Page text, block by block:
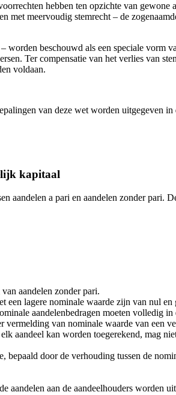
hebben ten opzichte van
met meervoudig stemrecht – de
worden beschouwd als een speciale
Ter compensatie van het verlies van
voldaan.
van deze wet worden uitgegeven
kapitaal
a pari en aandelen zonder pari.
aandelen zonder pari.
lagere nominale waarde zijn van nul
aandelenbedragen moeten volledig
van nominale waarde van een
aandeel kan worden toegerekend, mag
door de verhouding tussen de
aan de aandeelhouders worden